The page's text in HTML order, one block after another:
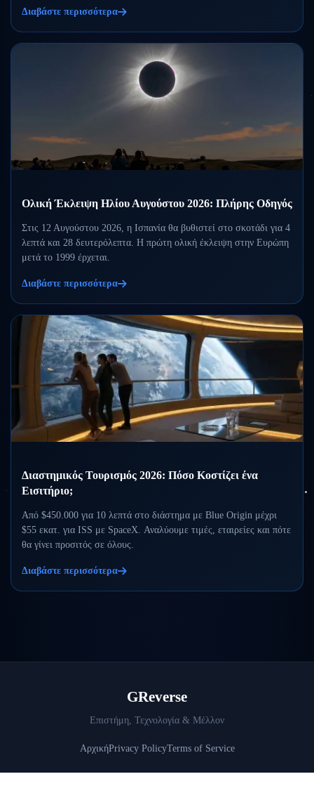
Διαβάστε περισσότερα
Ολική Έκλειψη Ηλίου Αυγούστου 2026: Πλήρης Οδηγός
Στις 12 Αυγούστου 2026, η Ισπανία θα βυθιστεί στο σκοτάδι για 4
λεπτά και 28 δευτερόλεπτα. Η πρώτη ολική έκλειψη στην Ευρώπη
μετά το 1999 έρχεται.
Διαβάστε περισσότερα
Διαστημικός Τουρισμός 2026: Πόσο Κοστίζει ένα
Εισιτήριο;
Από $450.000 για 10 λεπτά στο διάστημα με Blue Origin μέχρι
$55 εκατ. για ISS με SpaceX. Αναλύουμε τιμές, εταιρείες και πότε
θα γίνει προσιτός σε όλους.
Διαβάστε περισσότερα
GReverse
Επιστήμη, Τεχνολογία & Μέλλον
ΑρχικήPrivacy PolicyTerms of Service